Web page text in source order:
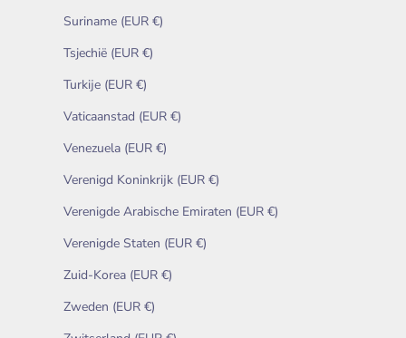
Suriname (EUR €)
Tsjechië (EUR €)
Turkije (EUR €)
Vaticaanstad (EUR €)
Venezuela (EUR €)
Verenigd Koninkrijk (EUR €)
Verenigde Arabische Emiraten (EUR €)
Verenigde Staten (EUR €)
Zuid-Korea (EUR €)
Zweden (EUR €)